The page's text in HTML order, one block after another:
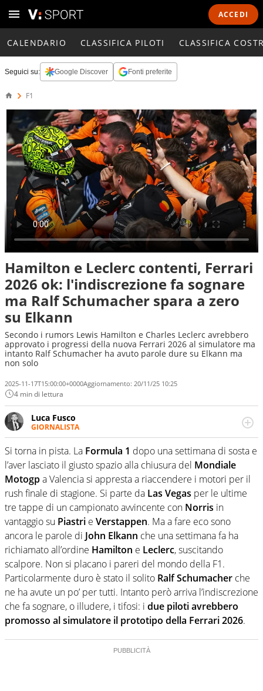
ACCEDI
CALENDARIO CLASSIFICA PILOTI CLASSIFICA
Seguici su: Google Discover Fonti preferite
F1
Hamilton e Leclerc contenti, Ferrari
2026 ok: l'indiscrezione fa sognare
ma Ralf Schumacher spara a zero
su Elkann
Secondo i rumors Lewis Hamilton e Charles Leclerc avrebbero
approvato i progressi della nuova Ferrari 2026 al simulatore ma
intanto Ralf Schumacher ha avuto parole dure su Elkann ma
non solo
2025-11-17T15:00:00+0000Aggiornamento: 20/11/25 10:25
4 min di lettura
Luca Fusco
GIORNALISTA
Giornalista multimediale. Quando si accendono i motori,
lui sgasa, impenna, derapa. E spesso e volentieri finisce
sul podio
Si torna in pista. La Formula 1 dopo una settimana di sosta e
l’aver lasciato il giusto spazio alla chiusura del Mondiale
Motogpa Valencia si appresta a riaccendere i motori per il
rush finale di stagione. Si parte da Las Vegas per le ultime
tre tappe di un campionato avvincente con Norris in
vantaggio su Piastri e Verstappen. Ma a fare eco sono
ancora le parole di John Elkann che una settimana fa ha
richiamato all’ordine Hamilton e Leclerc, suscitando
scalpore. Non si placano i pareri del mondo della F1.
Particolarmente duro è stato il solito Ralf Schumacher che
ne ha avute un po’ per tutti. Intanto però arriva l’indiscrezione
che fa sognare, o illudere, i tifosi: i due piloti avrebbero
promosso al simulatore il prototipo della Ferrari 2026.